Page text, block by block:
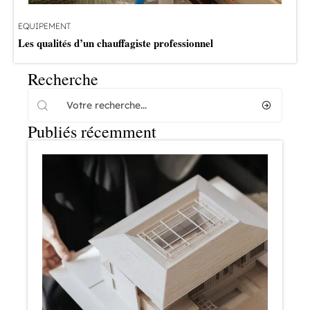
EQUIPEMENT
Les qualités d’un chauffagiste professionnel
Recherche
Publiés récemment